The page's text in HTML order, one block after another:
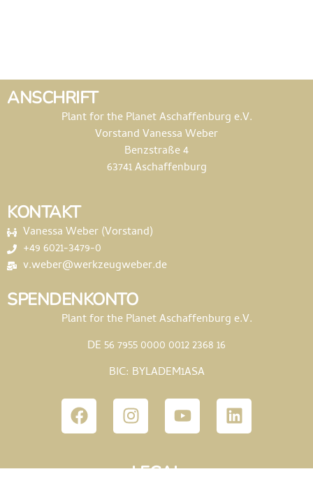
ANSCHRIFT
Plant for the Planet Aschaffenburg e.V.
Vorstand Vanessa Weber
Benzstraße 4
63741 Aschaffenburg
KONTAKT
Vanessa Weber (Vorstand)
+49 6021-3479-0
v.weber@werkzeugweber.de
SPENDENKONTO
Plant for the Planet Aschaffenburg e.V.
DE 56 7955 0000 0012 2368 16
BIC: BYLADEM1ASA
LEGAL